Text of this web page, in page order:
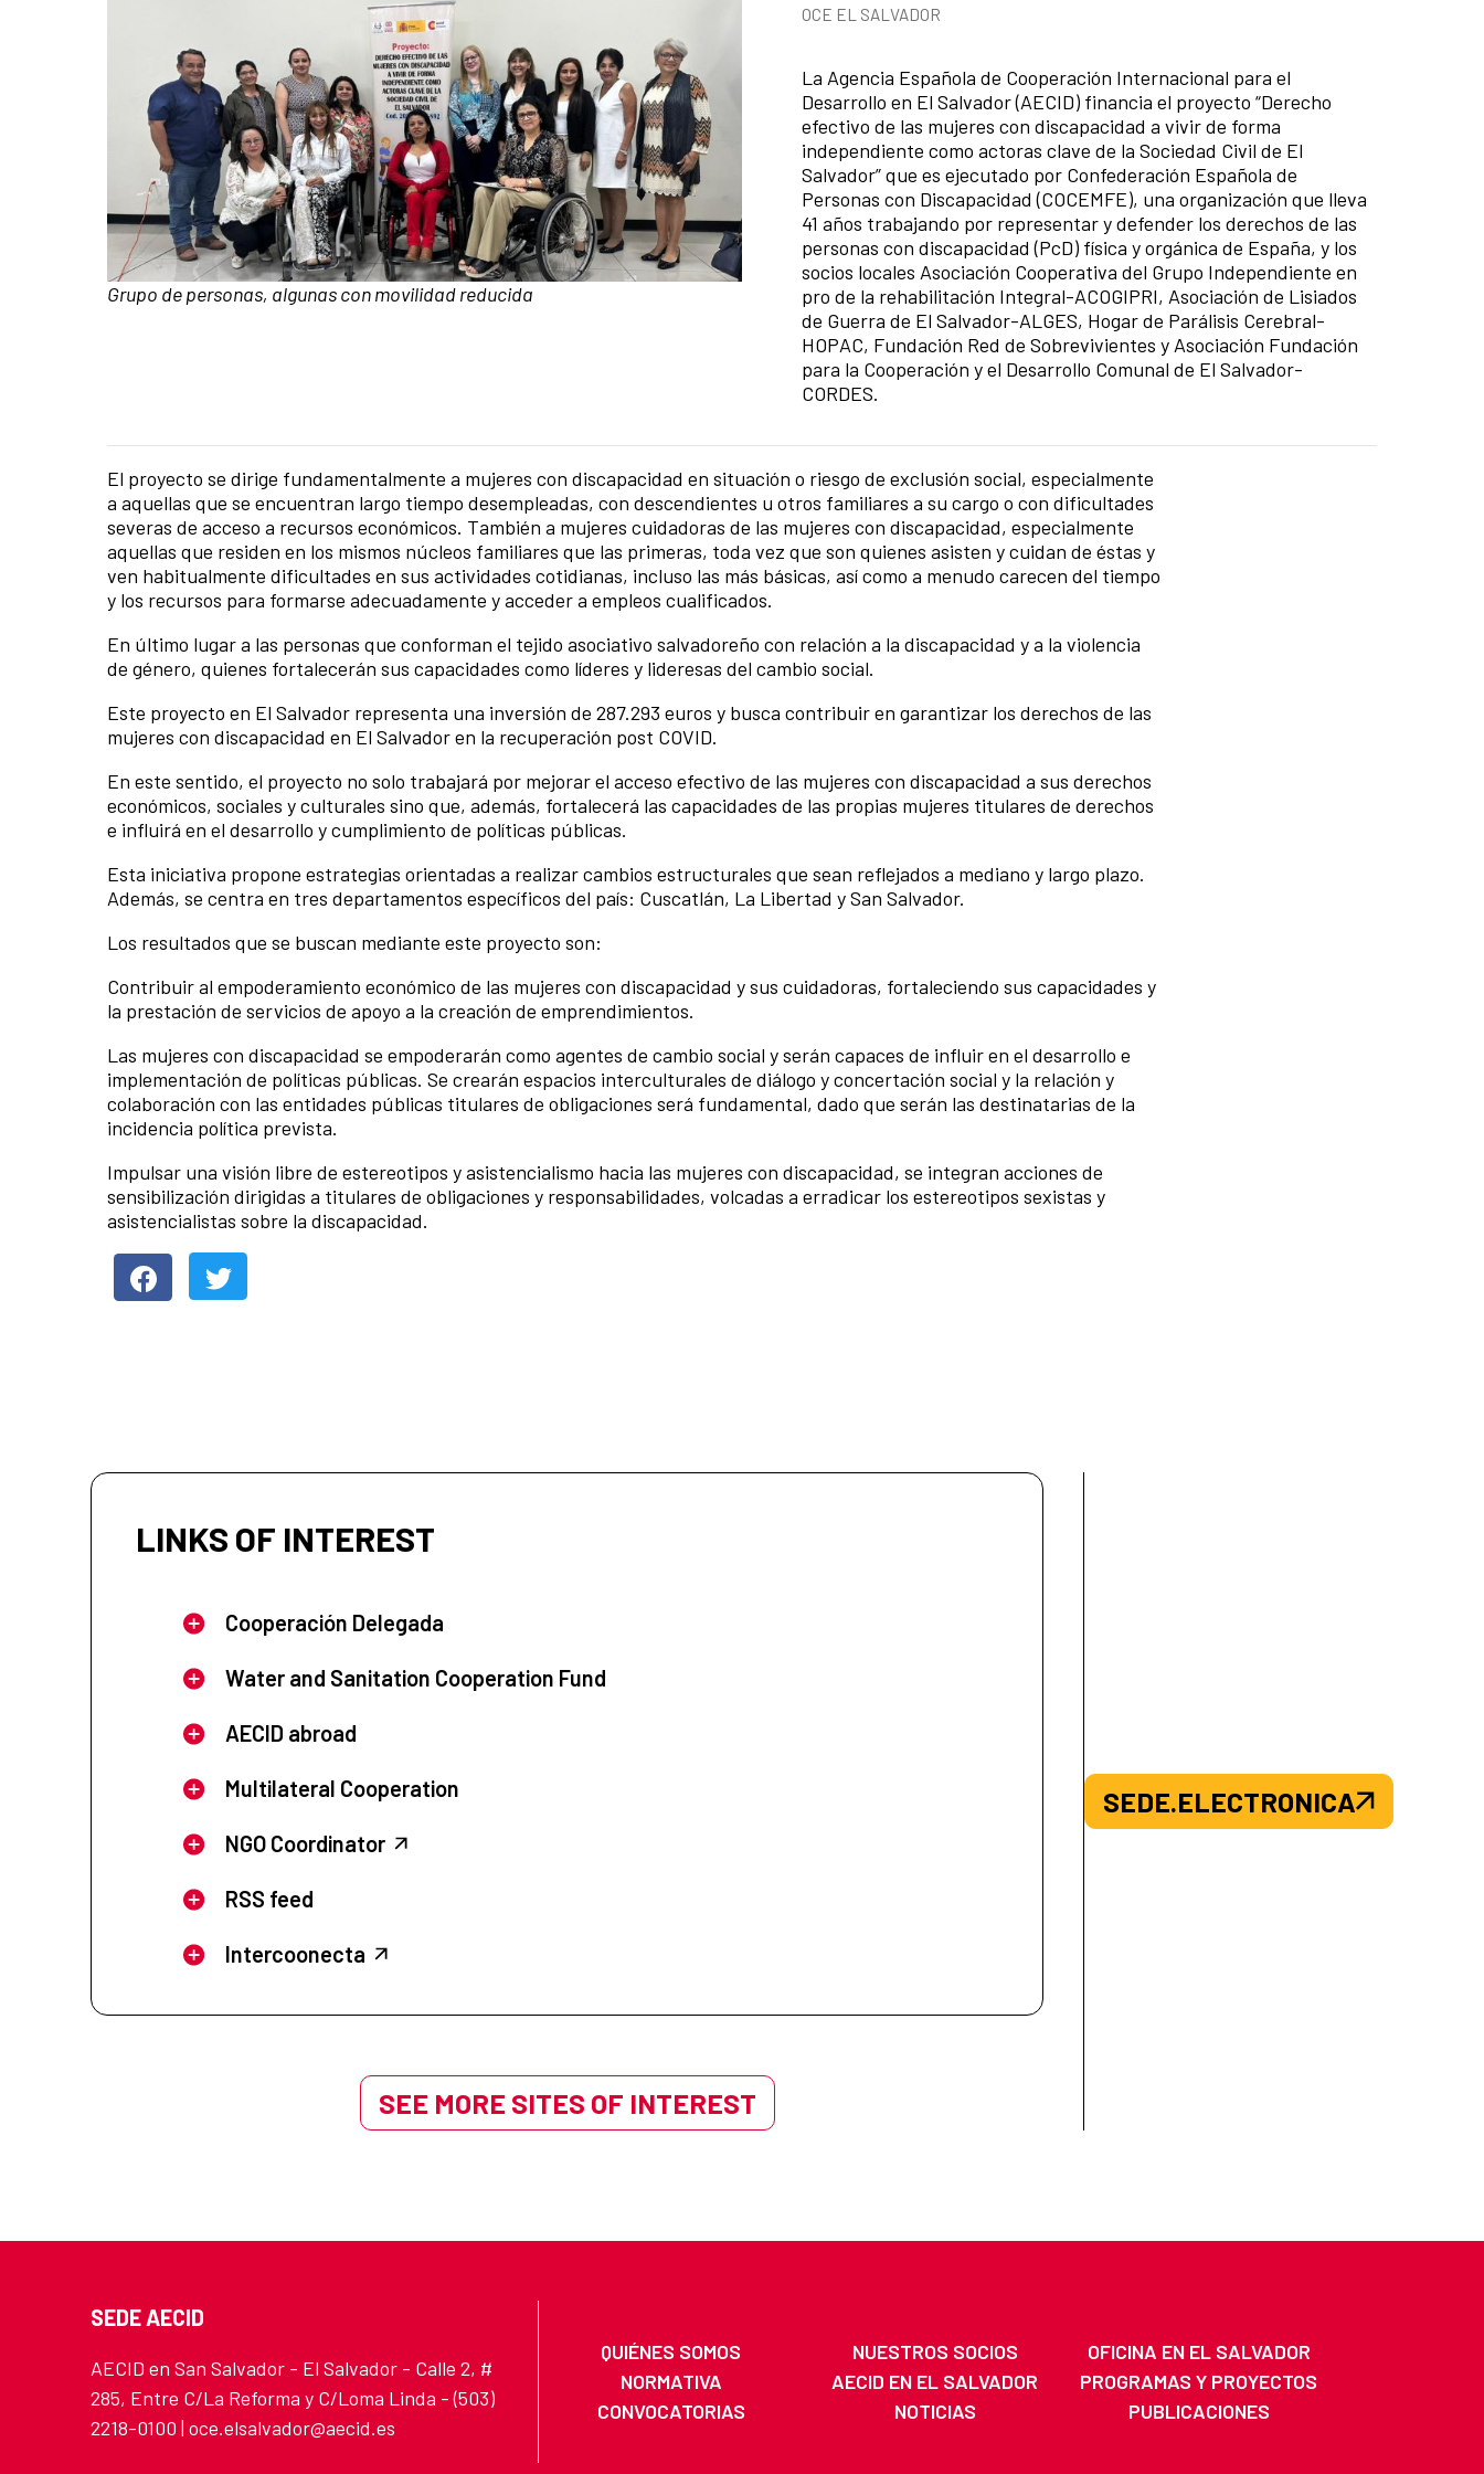
Caption:
Grupo de personas, algunas con movilidad reducida
News categories
OCE EL SALVADOR
La Agencia Española de Cooperación Internacional para el
Desarrollo en El Salvador (AECID) financia el proyecto “Derecho
efectivo de las mujeres con discapacidad a vivir de forma
independiente como actoras clave de la Sociedad Civil de El
Salvador” que es ejecutado por Confederación Española de
Personas con Discapacidad (COCEMFE), una organización que lleva
41 años trabajando por representar y defender los derechos de las
personas con discapacidad (PcD) física y orgánica de España, y los
socios locales Asociación Cooperativa del Grupo Independiente en
pro de la rehabilitación Integral-ACOGIPRI, Asociación de Lisiados
de Guerra de El Salvador-ALGES, Hogar de Parálisis Cerebral-
HOPAC, Fundación Red de Sobrevivientes y Asociación Fundación
para la Cooperación y el Desarrollo Comunal de El Salvador-
CORDES.
News content
El proyecto se dirige fundamentalmente a mujeres con discapacidad en situación o riesgo de exclusión social, especialmente
a aquellas que se encuentran largo tiempo desempleadas, con descendientes u otros familiares a su cargo o con dificultades
severas de acceso a recursos económicos. También a mujeres cuidadoras de las mujeres con discapacidad, especialmente
aquellas que residen en los mismos núcleos familiares que las primeras, toda vez que son quienes asisten y cuidan de éstas y
ven habitualmente dificultades en sus actividades cotidianas, incluso las más básicas, así como a menudo carecen del tiempo
y los recursos para formarse adecuadamente y acceder a empleos cualificados.
En último lugar a las personas que conforman el tejido asociativo salvadoreño con relación a la discapacidad y a la violencia
de género, quienes fortalecerán sus capacidades como líderes y lideresas del cambio social.
Este proyecto en El Salvador representa una inversión de 287.293 euros y busca contribuir en garantizar los derechos de las
mujeres con discapacidad en El Salvador en la recuperación post COVID.
En este sentido, el proyecto no solo trabajará por mejorar el acceso efectivo de las mujeres con discapacidad a sus derechos
económicos, sociales y culturales sino que, además, fortalecerá las capacidades de las propias mujeres titulares de derechos
e influirá en el desarrollo y cumplimiento de políticas públicas.
Esta iniciativa propone estrategias orientadas a realizar cambios estructurales que sean reflejados a mediano y largo plazo.
Además, se centra en tres departamentos específicos del país: Cuscatlán, La Libertad y San Salvador.
Los resultados que se buscan mediante este proyecto son:
Contribuir al empoderamiento económico de las mujeres con discapacidad y sus cuidadoras, fortaleciendo sus capacidades y
la prestación de servicios de apoyo a la creación de emprendimientos.
Las mujeres con discapacidad se empoderarán como agentes de cambio social y serán capaces de influir en el desarrollo e
implementación de políticas públicas. Se crearán espacios interculturales de diálogo y concertación social y la relación y
colaboración con las entidades públicas titulares de obligaciones será fundamental, dado que serán las destinatarias de la
incidencia política prevista.
Impulsar una visión libre de estereotipos y asistencialismo hacia las mujeres con discapacidad, se integran acciones de
sensibilización dirigidas a titulares de obligaciones y responsabilidades, volcadas a erradicar los estereotipos sexistas y
asistencialistas sobre la discapacidad.
LINKS OF INTEREST
Cooperación Delegada
Water and Sanitation Cooperation Fund
AECID abroad
Multilateral Cooperation
NGO Coordinator
RSS feed
Intercoonecta
SEE MORE SITES OF INTEREST
SEDE.ELECTRONICA
SEDE AECID
AECID en San Salvador - El Salvador - Calle 2, #
285, Entre C/La Reforma y C/Loma Linda - (503)
2218-0100 | oce.elsalvador@aecid.es
QUIÉNES SOMOS NUESTROS SOCIOS
OFICINA EN EL SALVADOR
NORMATIVA
AECID EN EL SALVADOR
PROGRAMAS Y PROYECTOS
CONVOCATORIAS
NOTICIAS PUBLICACIONES